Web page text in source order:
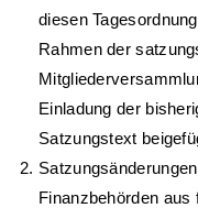
diesen
Rahmen der
Einladung der
Satzungstext
Finanzbehörden aus